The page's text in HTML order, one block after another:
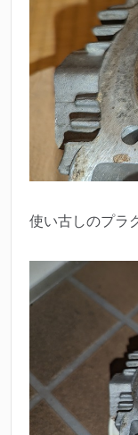
使い古しのプラ